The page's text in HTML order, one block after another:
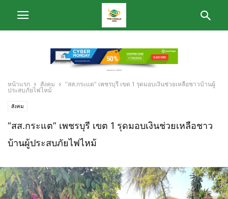
หน้าแรก สังคม
“สส.กระแต” เพชรบุรี เขต 1 รุดมอบเงินช่วยเหลือชาวบ้านผู้
ประสบภัยไฟไหม้
สังคม
“สส.กระแต” เพชรบุรี เขต 1 รุดมอบเงินช่วยเหลือชาว
บ้านผู้ประสบภัยไฟไหม้